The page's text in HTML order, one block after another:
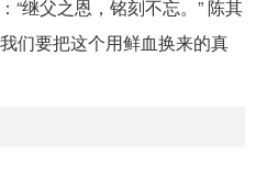
“继父之恩，铭刻不忘。” 陈其
们要把这个用鲜血换来的真